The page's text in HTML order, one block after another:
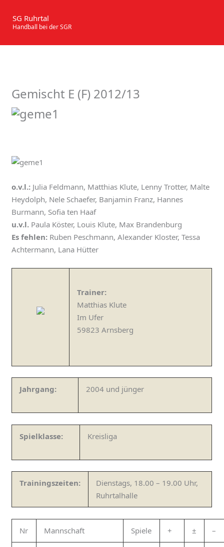
Inhalt
springen
SG Ruhrtal
Handball bei der SGR
Gemischt E (F) 2012/13
o.v.l.: Julia Feldmann, Matthias Klute, Lenny Trotter, Malte
Heydolph, Nele Schaefer, Banjamin Franz, Hannes
Burmann, Sofia ten Haaf
u.v.l. Paula Köster, Louis Klute, Max Brandenburg
Es fehlen: Ruben Peschmann, Alexander Kloster, Tessa
Achtermann, Lana Hütter
Trainer:
Matthias Klute
Im Ufer
59823 Arnsberg
Jahrgang: 2004 und jünger
Spielklasse: Kreisliga
Trainingszeiten:
Dienstags, 18.00 – 19.00 Uhr,
Ruhrtalhalle
Nr Mannschaft Spiele + ± –